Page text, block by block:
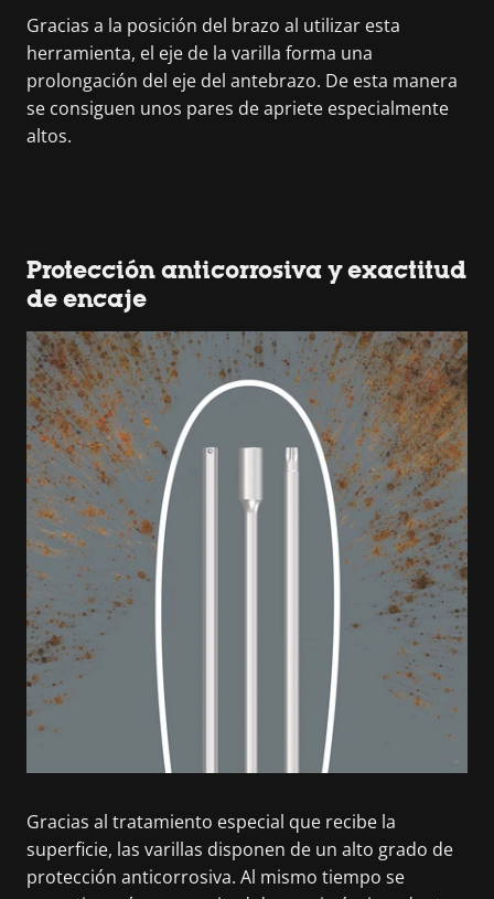
Gracias a la posición del brazo al utilizar esta
herramienta, el eje de la varilla forma una
prolongación del eje del antebrazo. De esta manera
se consiguen unos pares de apriete especialmente
altos.
Protección anticorrosiva y exactitud
de encaje
Gracias al tratamiento especial que recibe la
superficie, las varillas disponen de un alto grado de
protección anticorrosiva. Al mismo tiempo se